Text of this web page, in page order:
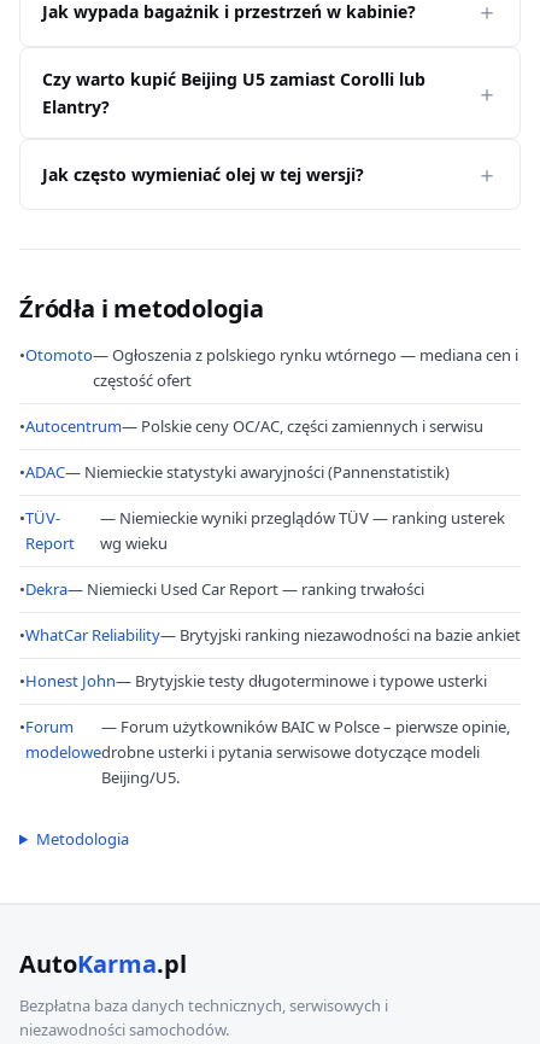
Jak wypada bagażnik i przestrzeń w kabinie?
Czy warto kupić Beijing U5 zamiast Corolli lub
Elantry?
Jak często wymieniać olej w tej wersji?
Źródła i metodologia
•Otomoto— Ogłoszenia z polskiego rynku wtórnego — mediana cen i
częstość ofert
•Autocentrum— Polskie ceny OC/AC, części zamiennych i serwisu
•ADAC— Niemieckie statystyki awaryjności (Pannenstatistik)
•TÜV-
Report
— Niemieckie wyniki przeglądów TÜV — ranking usterek
wg wieku
•Dekra— Niemiecki Used Car Report — ranking trwałości
•WhatCar Reliability— Brytyjski ranking niezawodności na bazie ankiet
•Honest John— Brytyjskie testy długoterminowe i typowe usterki
•Forum
modelowe
— Forum użytkowników BAIC w Polsce – pierwsze opinie,
drobne usterki i pytania serwisowe dotyczące modeli
Beijing/U5.
Metodologia
AutoKarma.pl
Bezpłatna baza danych technicznych, serwisowych i
niezawodności samochodów.